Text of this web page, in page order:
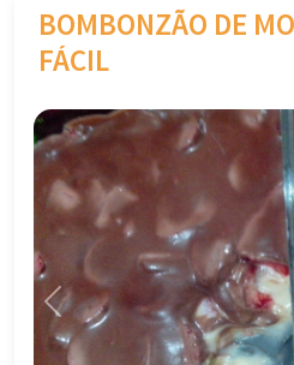
BOMBONZÃO DE
FÁCIL
Previous